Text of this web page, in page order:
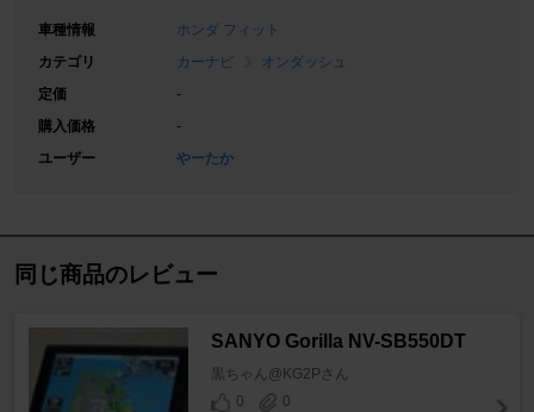
車種情報
ホンダ フィット
カテゴリ
カーナビ
オンダッシュ
定価
-
購入価格
-
ユーザー
やーたか
同じ商品のレビュー
SANYO Gorilla NV-SB550DT
黒ちゃん@KG2Pさん
0
0